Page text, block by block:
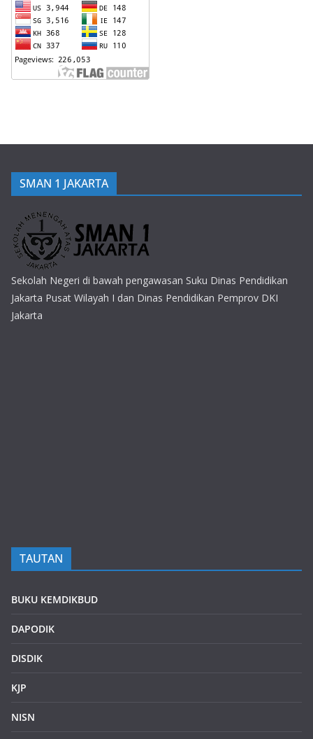
SMAN 1 JAKARTA
Sekolah Negeri di bawah pengawasan Suku Dinas Pendidikan
Jakarta Pusat Wilayah I dan Dinas Pendidikan Pemprov DKI
Jakarta
TAUTAN
BUKU KEMDIKBUD
DAPODIK
DISDIK
KJP
NISN